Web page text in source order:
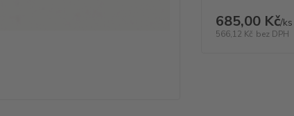
685,00 Kč/ks
566,12 Kč bez DPH